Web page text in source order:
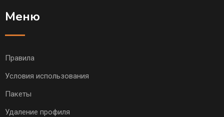
Меню
Правила
Условия использования
Пакеты
Удаление профиля